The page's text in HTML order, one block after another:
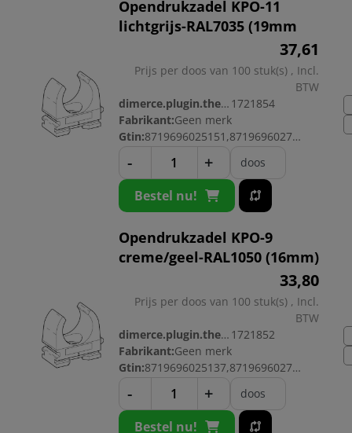
Opendrukzadel KPO-11
lichtgrijs-RAL7035 (19mm
37,61
Prijs per doos van 100 stuk(s) , Incl.
BTW
dimerce.plugin.theme.productnr: 1721854
Fabrikant:Geen merk
Gtin:
8719696025151,8719696027575
- + doos
Bestel nu!
Opendrukzadel KPO-9
creme/geel-RAL1050 (16mm)
33,80
Prijs per doos van 100 stuk(s) , Incl.
BTW
dimerce.plugin.theme.productnr: 1721852
Fabrikant:Geen merk
Gtin:
8719696025137,8719696027551
- + doos
Bestel nu!